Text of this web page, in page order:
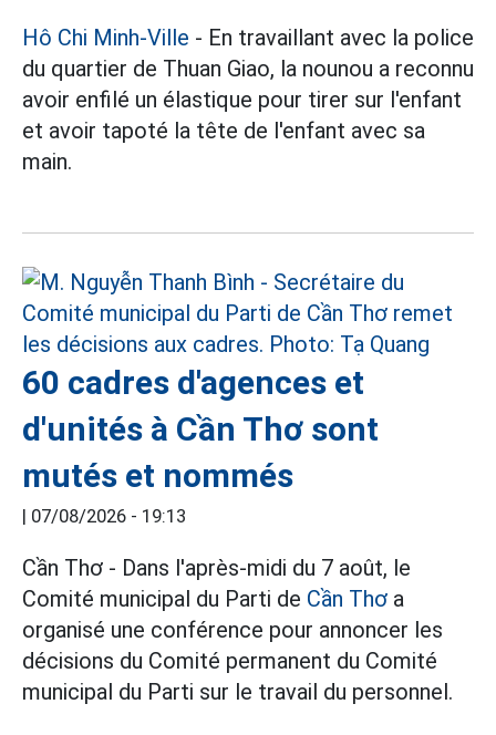
Hô Chi Minh-Ville - En travaillant avec la police
du quartier de Thuan Giao, la nounou a reconnu
avoir enfilé un élastique pour tirer sur l'enfant
et avoir tapoté la tête de l'enfant avec sa
main.
60 cadres d'agences et
d'unités à Cần Thơ sont
mutés et nommés
| 07/08/2026 - 19:13
Cần Thơ - Dans l'après-midi du 7 août, le
Comité municipal du Parti de Cần Thơ a
organisé une conférence pour annoncer les
décisions du Comité permanent du Comité
municipal du Parti sur le travail du personnel.